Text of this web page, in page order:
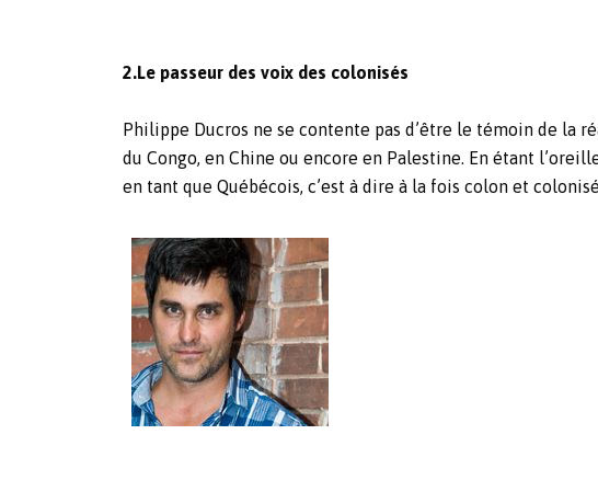
2.Le passeur des voix des colonisés
Philippe Ducros ne se contente pas d’être le témoin de la
du Congo, en Chine ou encore en Palestine. En étant
en tant que Québécois, c’est à dire à la fois colon et